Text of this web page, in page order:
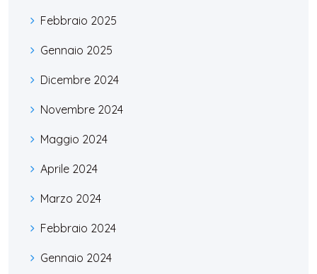
Febbraio 2025
Gennaio 2025
Dicembre 2024
Novembre 2024
Maggio 2024
Aprile 2024
Marzo 2024
Febbraio 2024
Gennaio 2024